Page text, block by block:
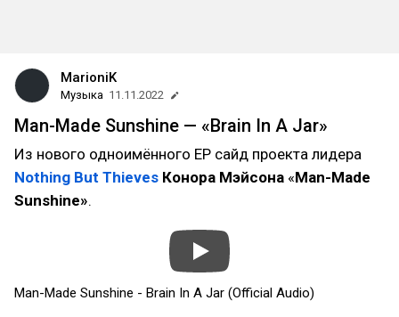
MarioniK
Музыка 11.11.2022
Man-Made Sunshine — «Brain In A Jar»
Из нового одноимённого EP сайд проекта лидера
Nothing But Thieves Конора Мэйсона «Man-Made
Sunshine».
Man-Made Sunshine - Brain In A Jar (Official Audio)